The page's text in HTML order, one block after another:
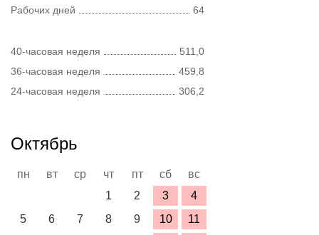
Рабочих дней
64
40-часовая неделя
511,0
36-часовая неделя
459,8
24-часовая неделя
306,2
Октябрь
пн вт ср чт пт сб
вс
1
2 3
4
5
6 7 8 9 10
11